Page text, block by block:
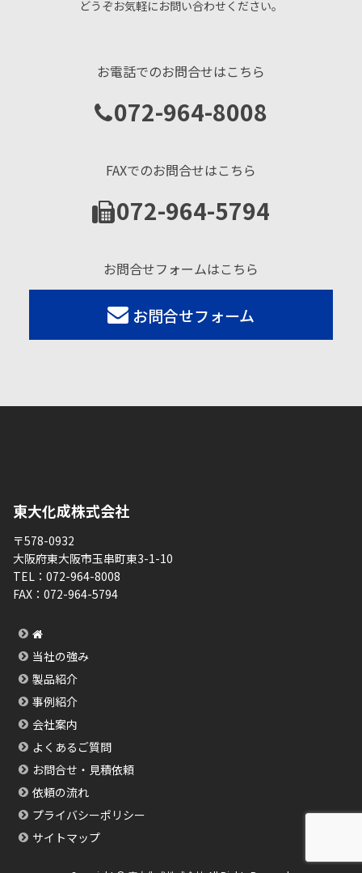
どうぞお気軽にお問い合わせください。
お電話でのお問合せはこちら
072-964-8008
FAXでのお問合せはこちら
072-964-5794
お問合せフォームはこちら
お問合せフォーム
東大化成株式会社
〒578-0932
大阪府東大阪市玉串町東3-1-10
TEL： 072-964-8008
FAX： 072-964-5794
当社の強み
製品紹介
事例紹介
会社案内
よくあるご質問
お問合せ・見積依頼
依頼の流れ
プライバシーポリシー
サイトマップ